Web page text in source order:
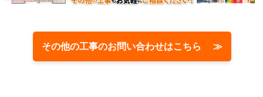
その他の工事のお問い合わせはこちら ≫